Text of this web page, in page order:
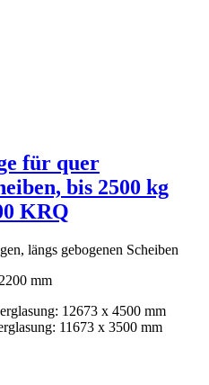
für quer
bis 2500 kg
KRQ
längs gebogenen Scheiben
mm
12673 x 4500 mm
11673 x 3500 mm